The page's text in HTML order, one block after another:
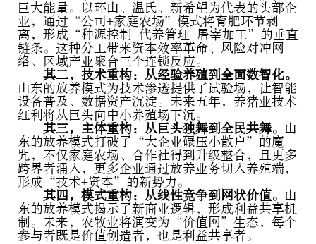
巨大能量。以环山、温氏、新希望为代表的头部企
业，通过“公司+家庭农场”模式将育肥环节剥
离，形成“种源控制-代养管理-屠宰加工”的垂直
链条。这种分工带来资本效率革命、风险对冲网
络、区域产业聚合三个连锁反应。
其二，技术重构：从经验养殖到全面数智化。
山东的放养模式为技术渗透提供了试验场，让智能
设备普及、数据资产沉淀。未来五年，养猪业技术
红利将从巨头向中小养殖场下沉。
其三，主体重构：从巨头独舞到全民共舞。 山
东的放养模式打破了“大企业碾压小散户”的魔
咒，不仅家庭农场、合作社得到升级整合，且更多
跨界者涌入，更多企业通过放养业务切入养殖端，
形成“技术+资本”的新势力。
其四，模式重构：从线性竞争到网状价值。 山
东的放养模式揭示了新商业逻辑，形成利益共享机
制。未来，农牧业将演变为“价值网”生态，每个
参与者既是价值创造者，也是利益共享者。